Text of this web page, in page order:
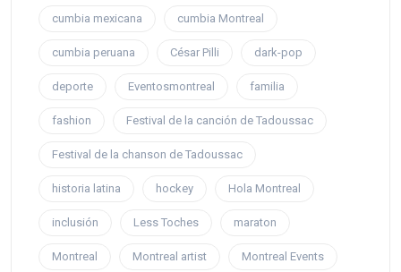
cumbia mexicana cumbia Montreal
cumbia peruana César Pilli dark-pop
deporte Eventosmontreal familia
fashion Festival de la canción de Tadoussac
Festival de la chanson de Tadoussac
historia latina hockey Hola Montreal
inclusión Less Toches maraton
Montreal Montreal artist Montreal Events